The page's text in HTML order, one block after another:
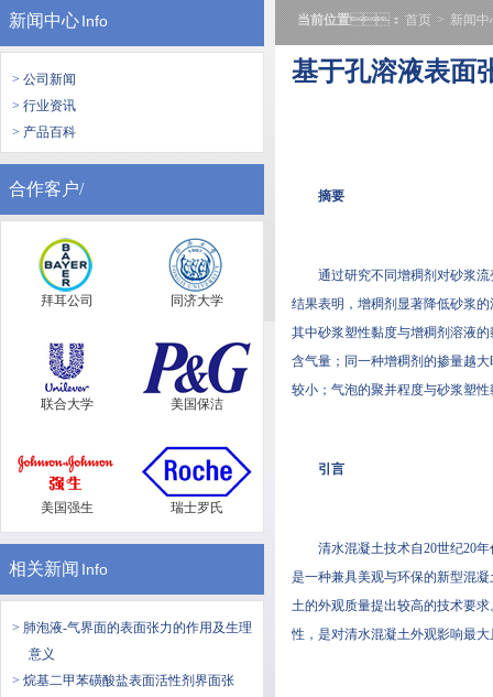
新闻中心Info
> 公司新闻
> 行业资讯
> 产品百科
合作客户/
拜耳公司 同济大学
联合大学 美国保洁
美国强生 瑞士罗氏
相关新闻 Info
> 肺泡液-气界面的表面张力的作用及生理
意义
> 烷基二甲苯磺酸盐表面活性剂界面张
当前位置： 首页 > 新闻中
基于孔溶液表面
摘要
通过研究不同增稠剂对砂浆流变
结果表明，增稠剂显著降低砂
其中砂浆塑性黏度与增稠剂溶液的
含气量；同一种增稠剂的掺量越
较小；气泡的聚并程度与砂浆塑
引言
清水混凝土技术自20世纪20年代
是一种兼具美观与环保的新型混凝土
土的外观质量提出较高的技术要求
性，是对清水混凝土外观影响最